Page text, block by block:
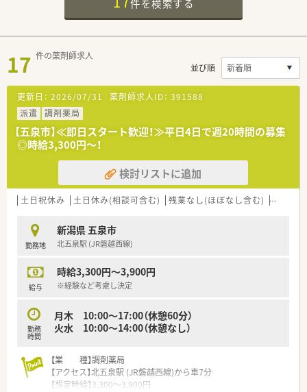
件を検索する
17 件の薬剤師求人
並び順
更新日： 2026/07/31 薬剤師求人ID： 391588
派遣
調剤薬局
【五泉市】≪即日スタート歓迎！≫平日4日で週20時間の募集
◎時給3,300円～！
検討リストに追加
土日祝休み 土日休み(相談可含む) 残業なし(ほぼなし含む) 車通勤
勤務地
新潟県 五泉市
北五泉駅 (JR磐越西線)
給与
時給3,300円～3,900円
※経験など考慮し決定
勤務
時間
月木 10:00～17:00（休憩60分）
火水 10:00～14:00（休憩なし）
【業 種】調剤薬局
【アクセス】北五泉駅 (JR磐越西線)から車7分
【想定時給】3,300～3,900円